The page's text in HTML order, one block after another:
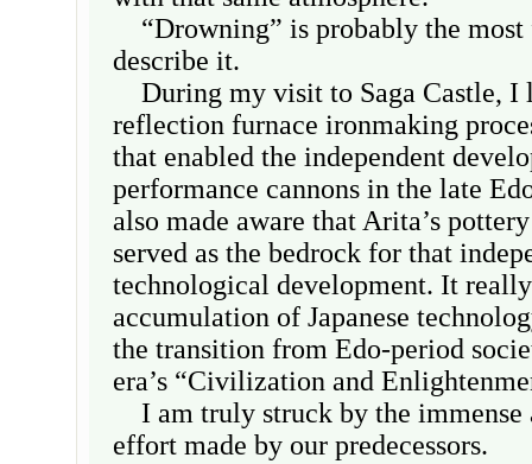
“Drowning” is probably the
describe it.
During my visit to Saga Castle, I
reflection furnace ironmaking
that enabled the independent
performance cannons in the late
also made aware that Arita’s
served as the bedrock for that
technological development. It
accumulation of Japanese
the transition from Edo-period
era’s “Civilization and
I am truly struck by the immense
effort made by our predecessors.